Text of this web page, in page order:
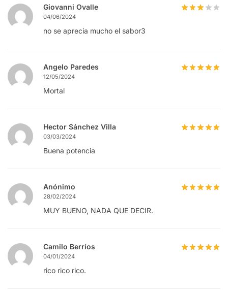
Giovanni Ovalle
04/06/2024
no se aprecia mucho el sabor3
Angelo Paredes
12/05/2024
Mortal
Hector Sánchez Villa
03/03/2024
Buena potencia
Anónimo
28/02/2024
MUY BUENO, NADA QUE DECIR.
Camilo Berríos
04/01/2024
rico rico rico.